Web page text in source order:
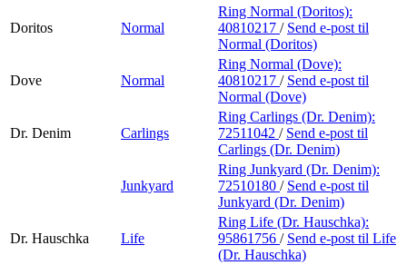
Doritos Normal
Ring Normal (Doritos):
40810217 / Send e-post til
Normal (Doritos)
Dove Normal
Ring Normal (Dove):
40810217 / Send e-post til
Normal (Dove)
Dr. Denim Carlings
Ring Carlings (Dr. Denim):
72511042 / Send e-post til
Carlings (Dr. Denim)
Junkyard
Ring Junkyard (Dr. Denim):
72510180 / Send e-post til
Junkyard (Dr. Denim)
Dr. Hauschka Life
Ring Life (Dr. Hauschka):
95861756 / Send e-post til Life
(Dr. Hauschka)